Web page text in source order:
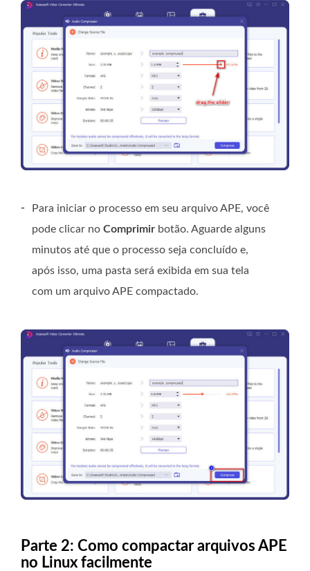
-
Para iniciar o processo em seu arquivo APE, você
pode clicar no Comprimir botão. Aguarde alguns
minutos até que o processo seja concluído e,
após isso, uma pasta será exibida em sua tela
com um arquivo APE compactado.
Parte 2: Como compactar arquivos APE
no Linux facilmente